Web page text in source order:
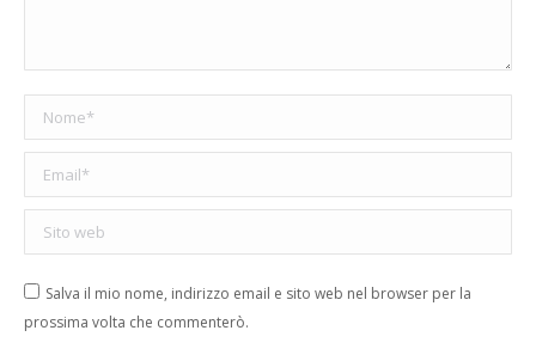
Nome *
Email *
Sito web
Salva il mio nome, indirizzo email e sito web nel browser per la
prossima volta che commenterò.